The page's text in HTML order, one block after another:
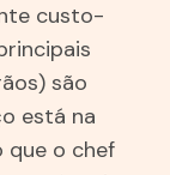
custo-
são
está na
que o chef